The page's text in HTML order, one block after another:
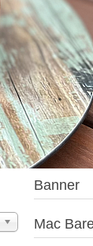
Banner
Mac